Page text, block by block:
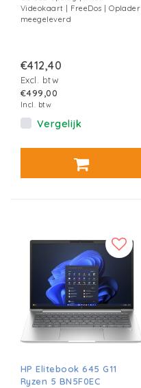
Videokaart | FreeDos | Oplader
meegeleverd
€412,40
Excl. btw
€499,00
Incl. btw
Vergelijk
HP Elitebook 645 G11
Ryzen 5 BN5F0EC